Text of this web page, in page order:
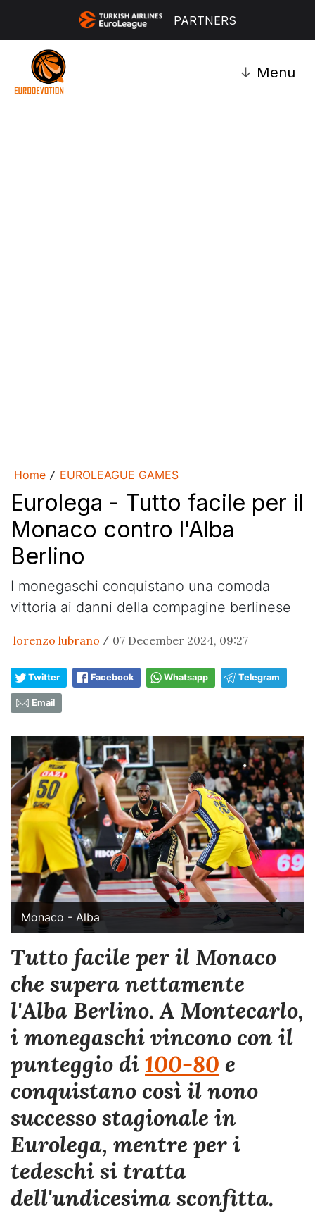
PARTNERS
↓ Menu
Home / EUROLEAGUE GAMES
Eurolega - Tutto facile per il
Monaco contro l'Alba
Berlino
I monegaschi conquistano una comoda
vittoria ai danni della compagine berlinese
lorenzo lubrano / 07 December 2024, 09:27
Twitter Facebook Whatsapp Telegram
Email
Monaco - Alba
Tutto facile per il Monaco
che supera nettamente
l'Alba Berlino. A Montecarlo,
i monegaschi vincono con il
punteggio di100-80 e
conquistano così il nono
successo stagionale in
Eurolega, mentre per i
tedeschi si tratta
dell'undicesima sconfitta.